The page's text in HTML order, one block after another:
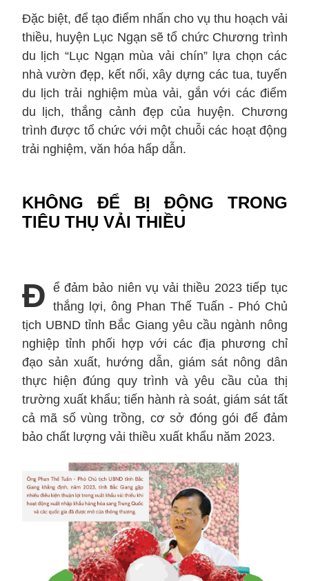
Đặc biệt, để tạo điểm nhấn cho vụ thu hoạch vải
thiều, huyện Lục Ngạn sẽ tổ chức Chương trình
du lịch “Lục Ngạn mùa vải chín” lựa chọn các
nhà vườn đẹp, kết nối, xây dựng các tua, tuyến
du lịch trải nghiệm mùa vải, gắn với các điểm
du lịch, thắng cảnh đẹp của huyện. Chương
trình được tổ chức với một chuỗi các hoạt động
trải nghiệm, văn hóa hấp dẫn.
KHÔNG ĐỂ BỊ ĐỘNG TRONG
TIÊU THỤ VẢI THIỀU
Đ ể đảm bảo niên vụ vải thiều 2023 tiếp tục
thắng lợi, ông Phan Thế Tuấn - Phó Chủ
tịch UBND tỉnh Bắc Giang yêu cầu ngành nông
nghiệp tỉnh phối hợp với các địa phương chỉ
đạo sản xuất, hướng dẫn, giám sát nông dân
thực hiện đúng quy trình và yêu cầu của thị
trường xuất khẩu; tiến hành rà soát, giám sát tất
cả mã số vùng trồng, cơ sở đóng gói để đảm
bảo chất lượng vải thiều xuất khẩu năm 2023.